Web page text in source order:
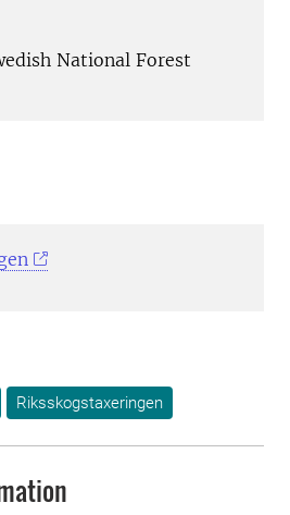
National Forest
Riksskogstaxeringen